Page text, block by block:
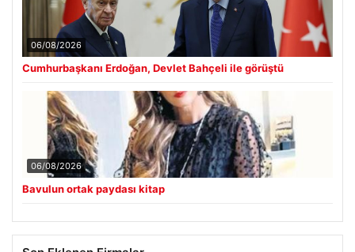
06/08/2026
Cumhurbaşkanı Erdoğan, Devlet Bahçeli ile görüştü
06/08/2026
Bavulun ortak paydası kitap